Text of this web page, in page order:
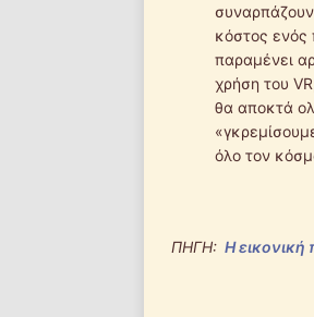
κόστος ενός
παραμένει
χρήση του
θα αποκτά
όλο τον
ΠΗΓΗ: Η εικονική